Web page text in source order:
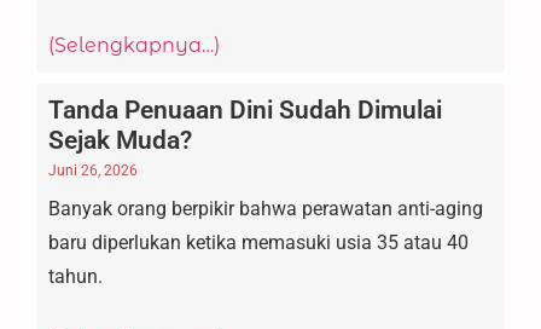
(Selengkapnya…)
Tanda Penuaan Dini Sudah Dimulai
Sejak Muda?
Juni 26, 2026
Banyak orang berpikir bahwa perawatan anti-aging
baru diperlukan ketika memasuki usia 35 atau 40
tahun.